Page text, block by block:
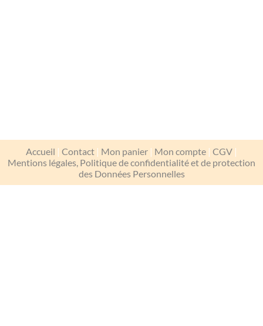
Accueil | Contact | Mon panier | Mon compte | CGV |
Mentions légales, Politique de confidentialité et de protection
des Données Personnelles